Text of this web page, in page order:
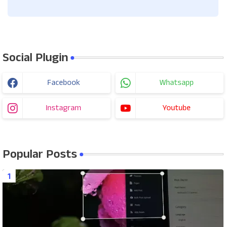
Social Plugin
Facebook Whatsapp
Instagram Youtube
Popular Posts